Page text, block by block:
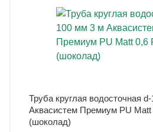
Труба круглая водосточная
Аквасистем Премиум PU Matt
(шоколад)